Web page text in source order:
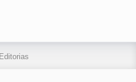
Editorias